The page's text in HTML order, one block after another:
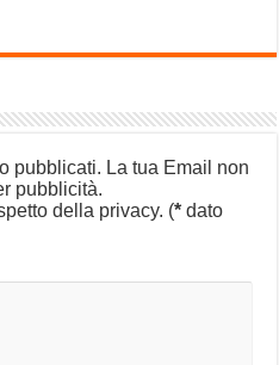
pubblicati. La tua Email non
pubblicità.
della privacy. (* dato